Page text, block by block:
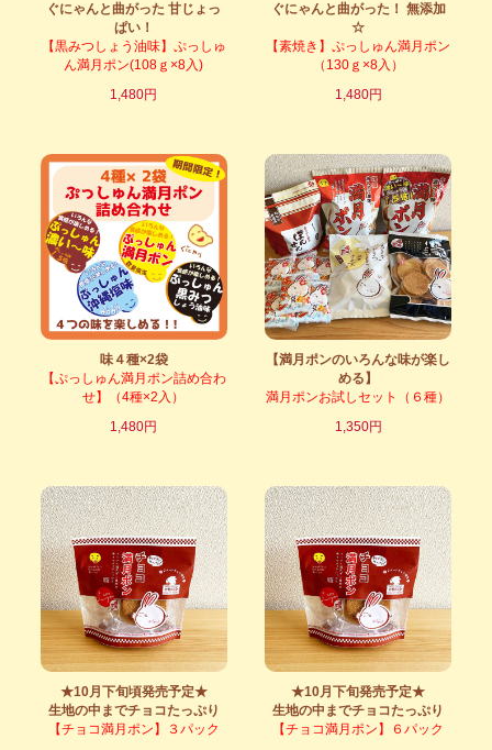
ぐにゃんと曲がった 甘じょっ
ぱい！
【黒みつしょう油味】ぷっしゅ
ん満月ポン(108ｇ×8入)
1,480円
ぐにゃんと曲がった！ 無添加
☆
【素焼き】ぷっしゅん満月ポン
（130ｇ×8入）
1,480円
味４種×2袋
【ぷっしゅん満月ポン詰め合わ
せ】（4種×2入）
1,480円
【満月ポンのいろんな味が楽し
める】
満月ポンお試しセット（６種）
1,350円
★10月下旬頃発売予定★
生地の中までチョコたっぷり
【チョコ満月ポン】３パック
★10月下旬発売予定★
生地の中までチョコたっぷり
【チョコ満月ポン】６パック